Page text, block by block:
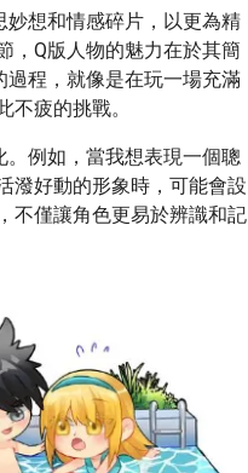
想和情感碎片，以更為精
，Q版人物的魅力在於其簡
程，就像是在玩一場充滿
疲的挑戰。
例如，當我想表現一個聰
潑好動的形象時，可能會設
不僅讓角色更易於辨識和記